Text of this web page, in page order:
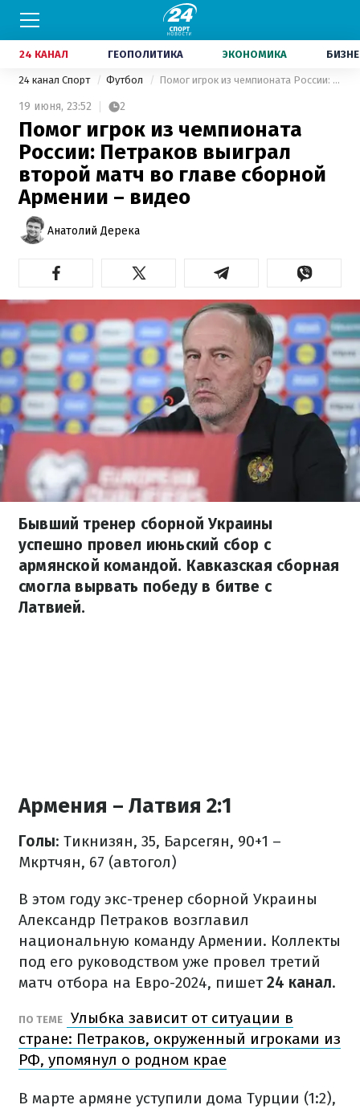
24 КАНАЛ ГЕОПОЛИТИКА ЭКОНОМИКА
24 канал Спорт Футбол Помог игрок из чемпионата России: Петраков выиграл второй матч во главе сборной Армении – видео
19 июня, 23:52 2
Помог игрок из чемпионата
России: Петраков выиграл
второй матч во главе сборной
Армении – видео
Анатолий Дерека
Бывший тренер сборной Украины
успешно провел июньский сбор с
армянской командой. Кавказская сборная
смогла вырвать победу в битве с
Латвией.
Армения – Латвия 2:1
Голы: Тикнизян, 35, Барсегян, 90+1 –
Мкртчян, 67 (автогол)
В этом году экс-тренер сборной Украины
Александр Петраков возглавил
национальную команду Армении. Коллекты
под его руководством уже провел третий
матч отбора на Евро-2024, пишет24 канал.
ПО ТЕМЕ
Улыбка зависит от ситуации в
стране: Петраков, окруженный игроками из
РФ, упомянул о родном крае
В марте армяне уступили дома Турции (1:2),